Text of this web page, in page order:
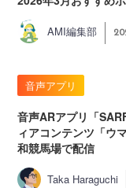
AMI編集部
音声アプリ
音声ARアプリ「
ィアコンテンツ「ウ
和競馬場で配信
Taka Haraguchi